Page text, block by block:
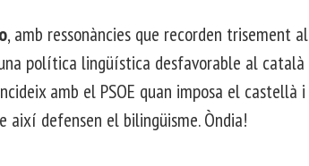
, amb ressonàncies que recorden trisement al
política lingüística desfavorable al català
amb el PSOE quan imposa el castellà i
així defensen el bilingüisme. Òndia!